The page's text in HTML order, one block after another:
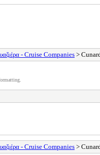
- Cruise Companies >
- Cruise Companies >